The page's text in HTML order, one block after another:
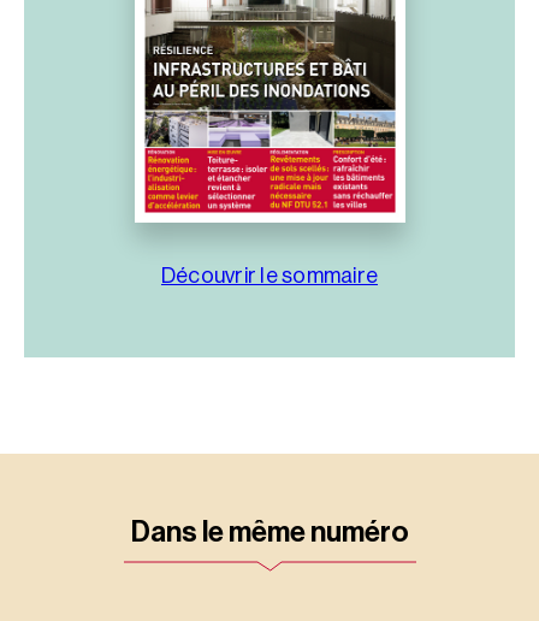
Découvrir le sommaire
Dans le même numéro